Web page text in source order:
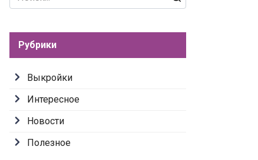
for:
Рубрики
Выкройки
Интересное
Новости
Полезное